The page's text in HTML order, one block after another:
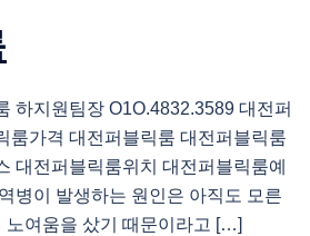
하지원팀장 O1O.4832.3589 대전퍼
룸가격 대전퍼블릭룸 대전퍼블릭룸
대전퍼블릭룸위치 대전퍼블릭룸예
병이 발생하는 원인은 아직도 모른
노여움을 샀기 때문이라고 […]